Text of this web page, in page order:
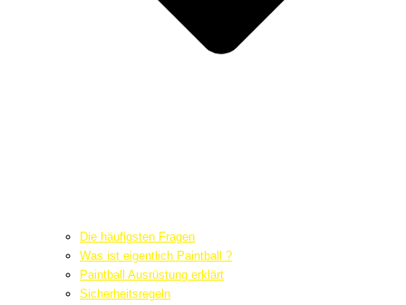
Die häufigsten Fragen
Was ist eigentlich Paintball ?
Paintball Ausrüstung erklärt
Sicherheitsregeln